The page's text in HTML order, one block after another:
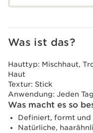
Was ist das?
Hauttyp: Mischhaut,
Haut
Textur: Stick
Anwendung: Jeden
Was macht es so
Definiert, formt und
Natürliche,